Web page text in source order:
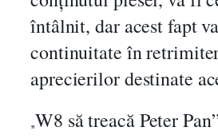
u
n
t
t
întâlnit, dar acest fapt
continuitate în
aprecierilor destinate
„W8 să treacă Peter